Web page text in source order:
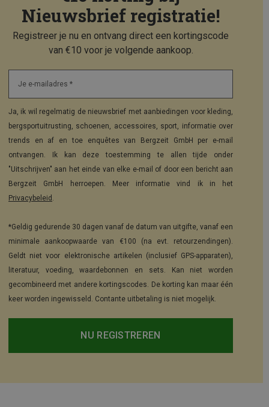
Nieuwsbrief registratie!
Registreer je nu en ontvang direct een kortingscode
van €10 voor je volgende aankoop.
Je e-mailadres *
Ja, ik wil regelmatig de nieuwsbrief met aanbiedingen voor kleding,
bergsportuitrusting, schoenen, accessoires, sport, informatie over
trends en af en toe enquêtes van Bergzeit GmbH per e-mail
ontvangen. Ik kan deze toestemming te allen tijde onder
"Uitschrijven" aan het einde van elke e-mail of door een bericht aan
Bergzeit GmbH herroepen. Meer informatie vind ik in het
Privacybeleid .
*Geldig gedurende 30 dagen vanaf de datum van uitgifte, vanaf een
minimale aankoopwaarde van €100 (na evt. retourzendingen).
Geldt niet voor elektronische artikelen (inclusief GPS-apparaten),
literatuur, voeding, waardebonnen en sets. Kan niet worden
gecombineerd met andere kortingscodes. De korting kan maar één
keer worden ingewisseld. Contante uitbetaling is niet mogelijk.
NU REGISTREREN